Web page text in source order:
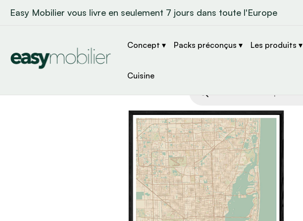
Easy Mobilier vous livre en seulement 7 jours dans toute l'Europe
Concept ▾ Packs préconçus ▾ Les produits ▾
Cuisine
de